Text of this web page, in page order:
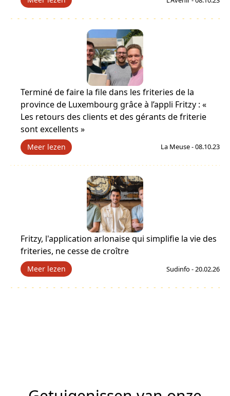
Terminé de faire la file dans les friteries de la
province de Luxembourg grâce à l’appli Fritzy : «
Les retours des clients et des gérants de friterie
sont excellents »
Meer lezen La Meuse - 08.10.23
Fritzy, l'application arlonaise qui simplifie la vie des
friteries, ne cesse de croître
Meer lezen Sudinfo - 20.02.26